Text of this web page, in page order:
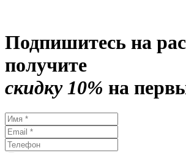
Подпишитесь на
получите
скидку 10% на